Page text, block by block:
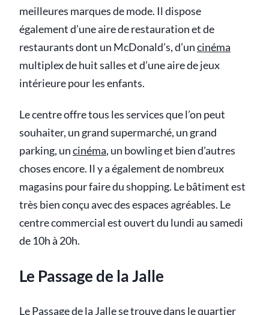
meilleures marques de mode. Il dispose
également d’une aire de restauration et de
restaurants dont un McDonald’s, d’uncinéma
multiplex de huit salles et d’une aire de jeux
intérieure pour les enfants.
Le centre offre tous les services que l’on peut
souhaiter, un grand supermarché, un grand
parking, uncinéma, un bowling et bien d’autres
choses encore. Il y a également de nombreux
magasins pour faire du shopping. Le bâtiment est
très bien conçu avec des espaces agréables. Le
centre commercial est ouvert du lundi au samedi
de 10h à 20h.
Le Passage de la Jalle
Le Passage de la Jalle se trouve dans le quartier